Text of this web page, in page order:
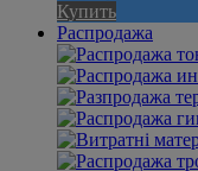
Купить
Распродажа